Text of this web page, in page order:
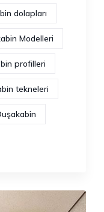
dolapları
Modelleri
profilleri
tekneleri